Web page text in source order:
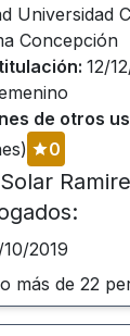
Universidad
Concepción
12/
de otros
0
2019
más de22